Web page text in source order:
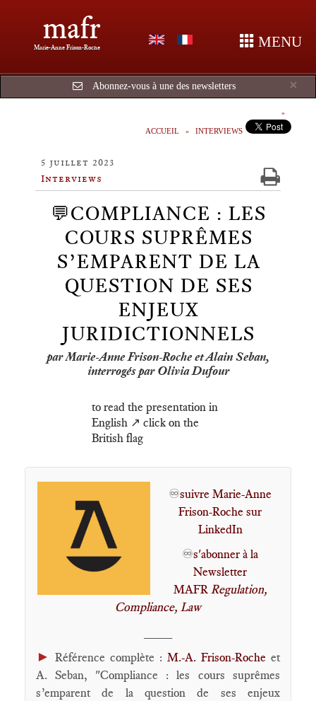
mafr
Marie-Anne Frison-Roche MENU
×
Abonnez-vous à une des newsletters
ACCUEIL INTERVIEWS
5 juillet 2023
Interviews
💬COMPLIANCE : LES
COURS SUPRÊMES
S’EMPARENT DE LA
QUESTION DE SES
ENJEUX
JURIDICTIONNELS
par Marie-Anne Frison-Roche et Alain Seban,
interrogés par Olivia Dufour
to read the presentation in
English ↗️ click on the
British flag
♾️suivre Marie-Anne
Frison-Roche sur
LinkedIn
♾️s'abonner à la
Newsletter
MAFR Regulation,
Compliance, Law
► Référence complète : M.-A. Frison-Roche et
A. Seban, "Compliance : les cours suprêmes
s’emparent de la question de ses enjeux